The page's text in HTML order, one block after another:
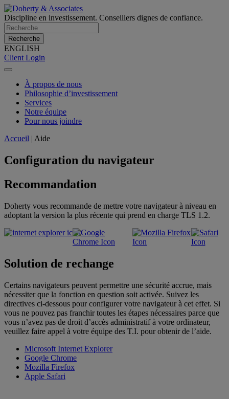
Discipline en investissement. Conseillers dignes de confiance.
Recherche
ENGLISH
Client Login
À propos de nous
Philosophie d’investissement
Services
Notre équipe
Pour nous joindre
Accueil | Aide
Configuration du navigateur
Recommandation
Doherty vous recommande de mettre votre navigateur à niveau en
adoptant la version la plus récente qui prend en charge TLS 1.2.
Solution de rechange
Certains navigateurs peuvent permettre une sécurité accrue, mais
nécessiter que la fonction en question soit activée. Suivez les
directives ci-dessous pour configurer votre navigateur à cet effet. Si
vous ne pouvez pas franchir toutes les étapes nécessaires parce que
vous n’avez pas de droit d’accès administratif à votre ordinateur,
veuillez faire appel à votre équipe des T.I. pour obtenir de l’aide.
Microsoft Internet Explorer
Google Chrome
Mozilla Firefox
Apple Safari